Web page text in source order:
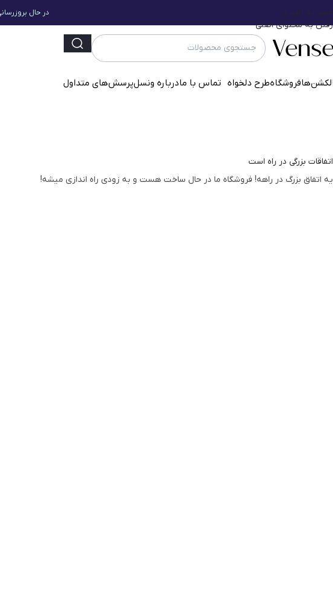
عبور به ناوبری
رفتن به محتوای اصلی
در حال
فروشگاهطرح دلخواه تماس با مادرباره ونسلپرسش‌‌های متداول
اتفاقات بزرگی در راه است
یه اتفاق بزرگ در راهه! فروشگاه ما در حال ساخت هست و به زودی راه اندازی میشه!